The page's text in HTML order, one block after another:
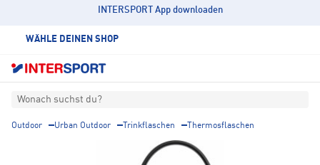
INTERSPORT App downloaden
WÄHLE DEINEN SHOP
Wonach suchst du?
Outdoor Urban Outdoor Trinkflaschen Thermosflaschen